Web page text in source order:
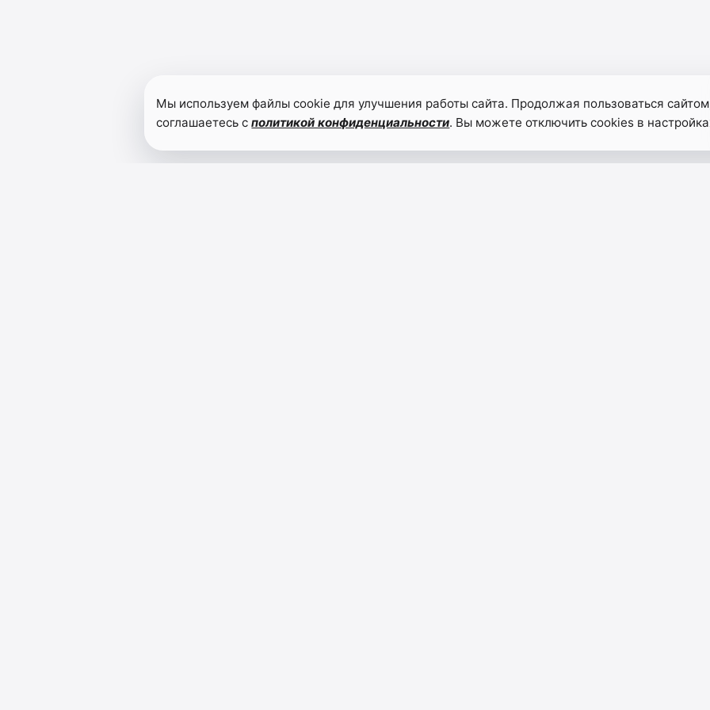
Мы используем файлы cookie для улучшения работы сайта. Продолжая пользоваться
соглашаетесь сполитикой конфиденциальности. Вы можете отключить cookies в